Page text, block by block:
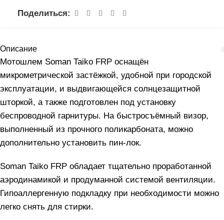
Поделиться:
Описание
Мотошлем Soman Taiko FRP оснащён
микрометрической застёжкой, удобной при городской
эксплуатации, и выдвигающейся солнцезащитной
шторкой, а также подготовлен под установку
беспроводной гарнитуры. На быстросъёмный визор,
выполненный из прочного поликарбоната, можно
дополнительно установить пин-лок.
Soman Taiko FRP обладает тщательно проработанной
аэродинамикой и продуманной системой вентиляции.
Гипоаллергенную подкладку при необходимости можно
легко снять для стирки.